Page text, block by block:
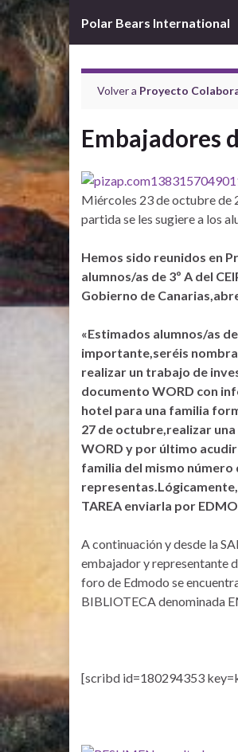
Polar Bears International
Volver a Proyecto
Embajadores
Miércoles 23 de octubre de
partida se les sugiere a los
Hemos sido reunidos en
alumnos/as de 3º A del
Gobierno de
«Estimados alumnos/as
importante,seréis
realizar un trabajo de
documento WORD con
hotel para una familia
27 de octubre,realizar
WORD y por último acudir
familia del mismo número
TAREA enviarla por
A continuación y desde la
embajador y representante
foro de Edmodo se
BIBLIOTECA denominada
[scribd id=180294353